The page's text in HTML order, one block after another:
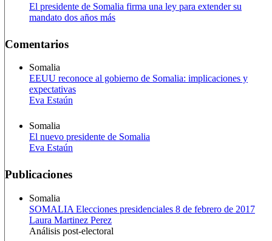
El presidente de Somalia firma una ley para extender su
mandato dos años más
Comentarios
Somalia
EEUU reconoce al gobierno de Somalia: implicaciones y
expectativas
Eva Estaún
Somalia
El nuevo presidente de Somalia
Eva Estaún
Publicaciones
Somalia
SOMALIA Elecciones presidenciales 8 de febrero de 2017
Laura Martinez Perez
Análisis post-electoral